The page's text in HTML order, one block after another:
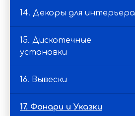
14. Декоры для интерьера
15. Дискотечные
установки
16. Вывески
17. Фонари и Указки